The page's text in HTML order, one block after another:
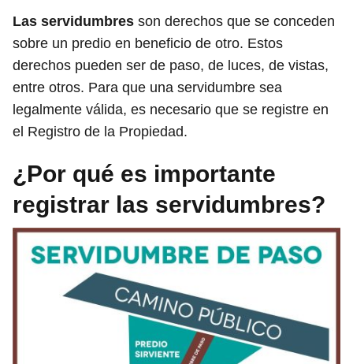
Las servidumbres son derechos que se conceden
sobre un predio en beneficio de otro. Estos
derechos pueden ser de paso, de luces, de vistas,
entre otros. Para que una servidumbre sea
legalmente válida, es necesario que se registre en
el Registro de la Propiedad.
¿Por qué es importante
registrar las servidumbres?